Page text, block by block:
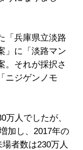
「兵庫県立淡路
」に「淡路マン
。それが採択さ
ニジゲンノモ
万人でしたが、
加し、2017年の
者数は230万人